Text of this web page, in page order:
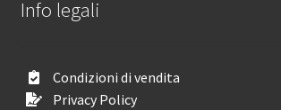
Info legali
Condizioni di vendita
Privacy Policy